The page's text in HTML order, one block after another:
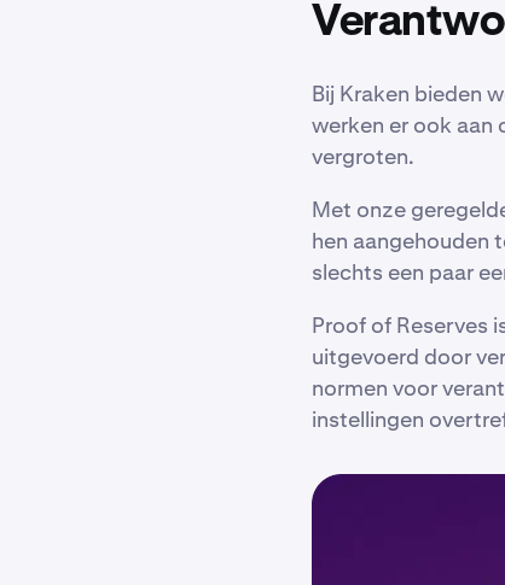
Bij Kraken bieden
werken er ook aan
vergroten.
Met onze
hen aangehouden
slechts een paar
Proof of Reserves
uitgevoerd door
normen voor
instellingen